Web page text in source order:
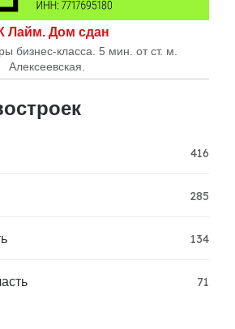
Лайм. Дом сдан
бизнес-класса. 5 мин. от ст. м.
Алексеевская.
416
285
134
71